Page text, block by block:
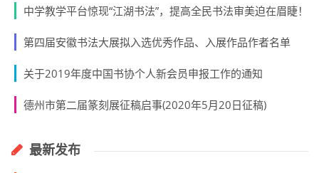
中学教学平台惊现“江湖书法”，提高全民书法审美迫在眉睫！
第四届安徽书法大展拟入选优秀作品、入展作品作者名单
关于2019年度中国书协个人新会员申报工作的通知
德州市第二届篆刻展征稿启事(2020年5月20日征稿)
最新发布